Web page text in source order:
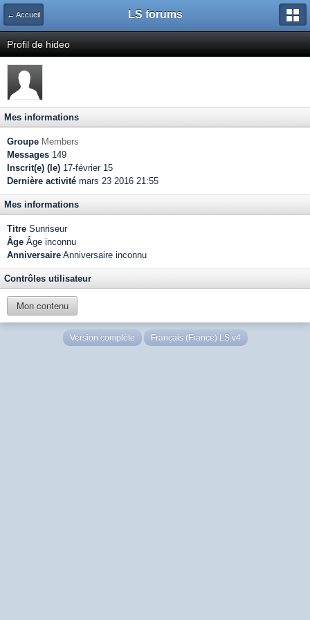
← Accueil LS forums
Profil de hideo
Mes informations
Groupe Members
Messages 149
Inscrit(e) (le) 17-février 15
Dernière activité mars 23 2016 21:55
Mes informations
Titre Sunriseur
Âge Âge inconnu
Anniversaire Anniversaire inconnu
Contrôles utilisateur
Mon contenu
Version complète Français (France) LS v4